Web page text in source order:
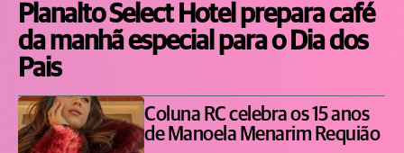
Planalto Select Hotel prepara café
da manhã especial para o Dia dos
Pais
Coluna RC celebra os 15 anos
de Manoela Menarim Requião